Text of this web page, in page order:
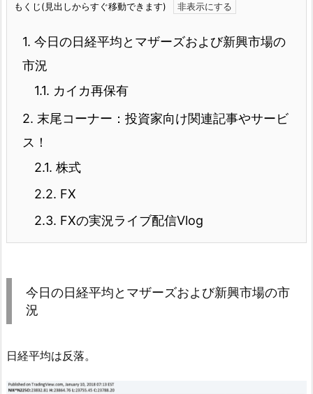
もくじ(見出しからすぐ移動できます)
1. 今日の日経平均とマザーズおよび新興市場の
市況
1.1. カイカ再保有
2. 末尾コーナー：投資家向け関連記事やサービ
ス！
2.1. 株式
2.2. FX
2.3. FXの実況ライブ配信Vlog
今日の日経平均とマザーズおよび新興市場の市
況
日経平均は反落。